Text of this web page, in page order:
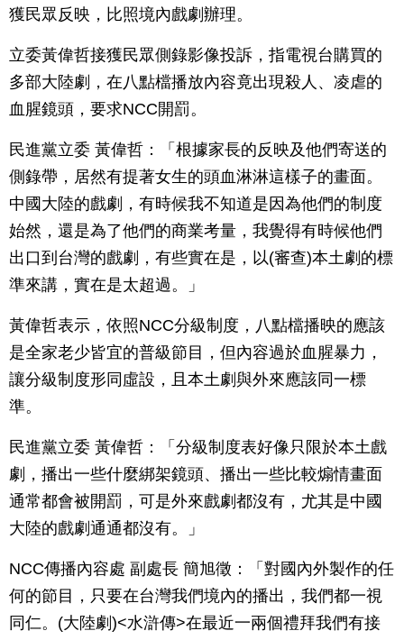
獲民眾反映，比照境內戲劇辦理。
立委黃偉哲接獲民眾側錄影像投訴，指電視台購買的
多部大陸劇，在八點檔播放內容竟出現殺人、凌虐的
血腥鏡頭，要求NCC開罰。
民進黨立委 黃偉哲：「根據家長的反映及他們寄送的
側錄帶，居然有提著女生的頭血淋淋這樣子的畫面。
中國大陸的戲劇，有時候我不知道是因為他們的制度
始然，還是為了他們的商業考量，我覺得有時候他們
出口到台灣的戲劇，有些實在是，以(審查)本土劇的標
準來講，實在是太超過。」
黃偉哲表示，依照NCC分級制度，八點檔播映的應該
是全家老少皆宜的普級節目，但內容過於血腥暴力，
讓分級制度形同虛設，且本土劇與外來應該同一標
準。
民進黨立委 黃偉哲：「分級制度表好像只限於本土戲
劇，播出一些什麼綁架鏡頭、播出一些比較煽情畫面
通常都會被開罰，可是外來戲劇都沒有，尤其是中國
大陸的戲劇通通都沒有。」
NCC傳播內容處 副處長 簡旭徵：「對國內外製作的任
何的節目，只要在台灣我們境內的播出，我們都一視
同仁。(大陸劇)<水滸傳>在最近一兩個禮拜我們有接